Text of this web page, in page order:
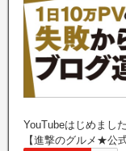
YouTubeはじめまし
【進撃のグルメ★公